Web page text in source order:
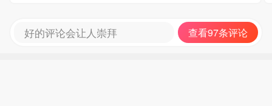
好的评论会让人崇拜 查看97条评论